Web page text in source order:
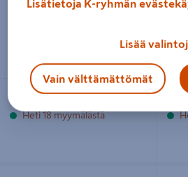
199€/kpl
199 €/ kpl
Toimitettavissa
Heti 18 myymälästä
Lisätietoja K-ryhmän
Lisää
Vain välttämättömät